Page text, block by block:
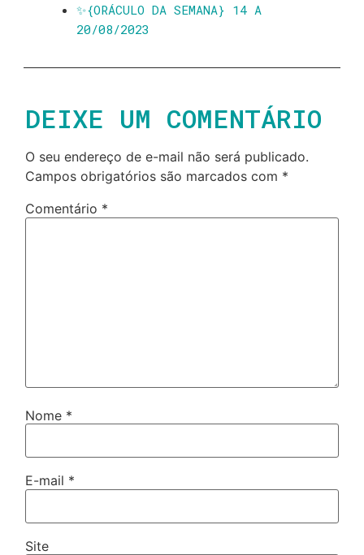
✨️{ORÁCULO DA SEMANA} 14 A
20/08/2023
DEIXE UM COMENTÁRIO
O seu endereço de e-mail não será publicado.
Campos obrigatórios são marcados com *
Comentário *
Nome *
E-mail *
Site